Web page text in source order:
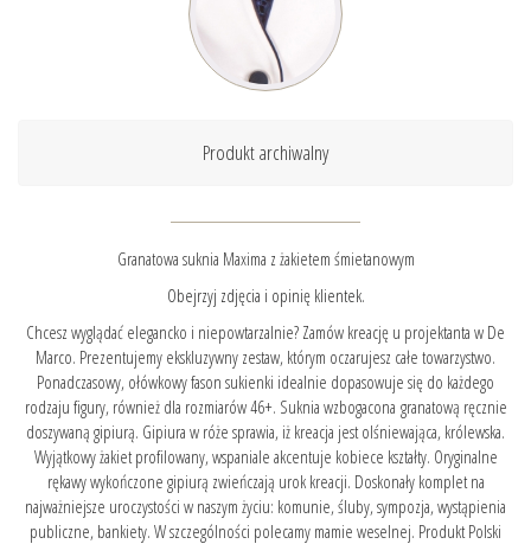
Produkt archiwalny
Granatowa suknia Maxima z żakietem śmietanowym
Obejrzyj zdjęcia i opinię klientek.
Chcesz wyglądać elegancko i niepowtarzalnie? Zamów kreację u projektanta w De
Marco. Prezentujemy ekskluzywny zestaw, którym oczarujesz całe towarzystwo.
Ponadczasowy, ołówkowy fason sukienki idealnie dopasowuje się do każdego
rodzaju figury, również dla rozmiarów 46+. Suknia wzbogacona granatową ręcznie
doszywaną gipiurą. Gipiura w róże sprawia, iż kreacja jest olśniewająca, królewska.
Wyjątkowy żakiet profilowany, wspaniale akcentuje kobiece kształty. Oryginalne
rękawy wykończone gipiurą zwieńczają urok kreacji. Doskonały komplet na
najważniejsze uroczystości w naszym życiu: komunie, śluby, sympozja, wystąpienia
publiczne, bankiety. W szczególności polecamy mamie weselnej. Produkt Polski